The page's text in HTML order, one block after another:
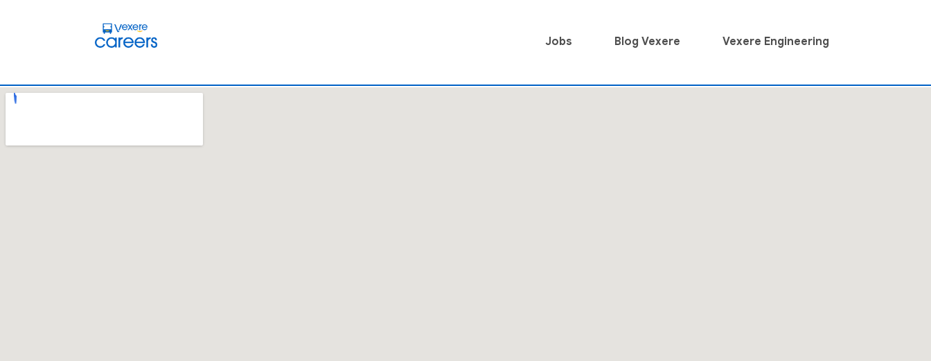
Jobs Blog Vexere Vexere Engineering